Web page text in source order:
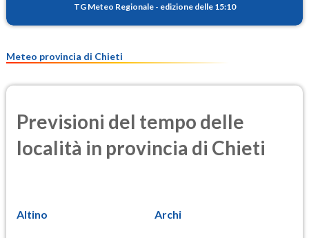
PM25
TG Meteo Regionale - edizione delle 15:10
Meteo provincia di Chieti
Previsioni del tempo delle
località in provincia di Chieti
Altino Archi